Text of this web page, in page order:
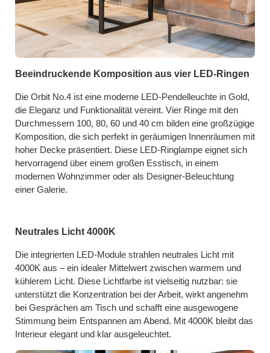
Beeindruckende Komposition aus vier LED-Ringen
Die Orbit No.4 ist eine moderne LED-Pendelleuchte in Gold,
die Eleganz und Funktionalität vereint. Vier Ringe mit den
Durchmessern 100, 80, 60 und 40 cm bilden eine großzügige
Komposition, die sich perfekt in geräumigen Innenräumen mit
hoher Decke präsentiert. Diese LED-Ringlampe eignet sich
hervorragend über einem großen Esstisch, in einem
modernen Wohnzimmer oder als Designer-Beleuchtung
einer Galerie.
Neutrales Licht 4000K
Die integrierten LED-Module strahlen neutrales Licht mit
4000K aus – ein idealer Mittelwert zwischen warmem und
kühlerem Licht. Diese Lichtfarbe ist vielseitig nutzbar: sie
unterstützt die Konzentration bei der Arbeit, wirkt angenehm
bei Gesprächen am Tisch und schafft eine ausgewogene
Stimmung beim Entspannen am Abend. Mit 4000K bleibt das
Interieur elegant und klar ausgeleuchtet.